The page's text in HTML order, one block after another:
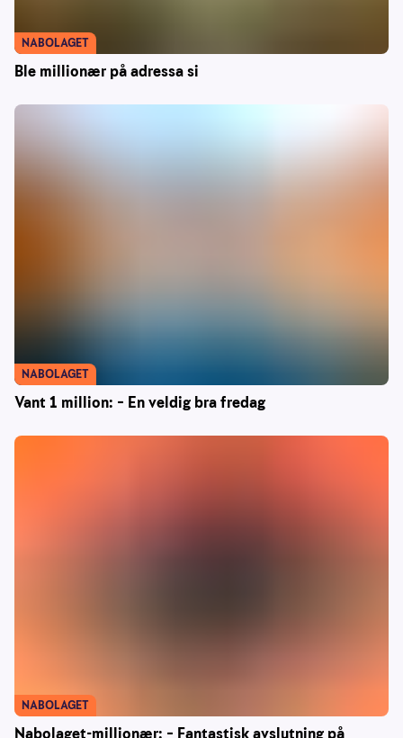
Ble millionær på adressa si
NABOLAGET
Vant 1 million: – En veldig bra fredag
NABOLAGET
NABOLAGET